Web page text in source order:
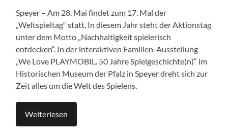
Speyer – Am 28. Mai findet zum 17. Mal der
„Weltspieltag“ statt. In diesem Jahr steht der Aktionstag
unter dem Motto „Nachhaltigkeit spielerisch
entdecken“. In der interaktiven Familien-Ausstellung
„We Love PLAYMOBIL. 50 Jahre Spielgeschichte(n)“ im
Historischen Museum der Pfalz in Speyer dreht sich zur
Zeit alles um die Welt des Spielens.
Weiterlesen